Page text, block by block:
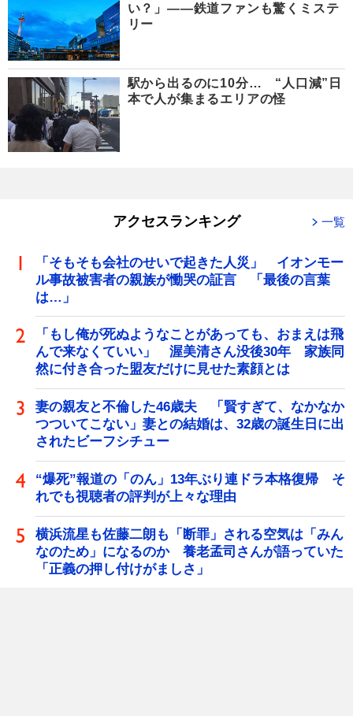
い？」――鉄道ファンも驚くミステ
リー
駅から出るのに10分… “人口減”日
本で人が集まるエリアの怪
アクセスランキング 一覧
「そもそも会社のせいで起きた人災」 イオンモー
ル事故被害者の親族が慟哭の証言 「最後の言葉
は…」
「もし俺が死ぬようなことがあっても、おまえは飛
んで来なくていい」 渥美清さん没後30年 家族同
然に付き合った盟友だけに見せた素顔とは
妻の親友と不倫した46歳夫 「賢すぎて、なかなか
つついてこない」妻との結婚は、32歳の誕生日に出
されたビーフシチュー
“爆死”報道の「のん」13年ぶり連ドラ本格復帰 そ
れでも視聴者の評判が上々な理由
横浜流星も佐藤二朗も「断罪」される空気は「みん
なのため」になるのか 養老孟司さんが語っていた
「正義の押し付けがましさ」